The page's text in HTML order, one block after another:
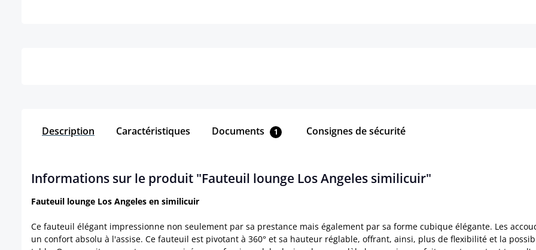
Description Caractéristiques Documents 1 Consignes de sécurité
Informations sur le produit "Fauteuil lounge Los Angeles similicuir"
Fauteuil lounge Los Angeles en similicuir
Ce fauteuil élégant impressionne non seulement par sa prestance mais également par sa forme cubique élégante. Les
un confort absolu à l'assise. Ce fauteuil est pivotant à 360° et sa hauteur réglable, offrant, ainsi, plus de flexibilité et la